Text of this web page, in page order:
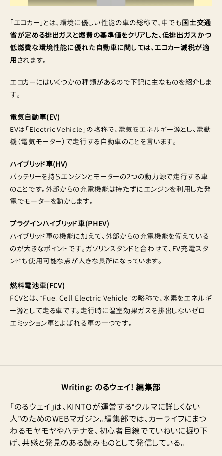
「エコカー」とは、環境に優しい性能の車の総称で、中でも国土交通
省が定める排出ガスと燃費の基準値をクリアした、低排出ガスかつ
低燃費な環境性能に優れた自動車に関しては、エコカー減税が適
用されます。
エコカーにはいくつかの種類があるので下記に主なものを紹介しま
す。
電気自動車(EV)
EVは「Electric Vehicle」の略称で、電気をエネルギー源とし、電動
機（電気モーター）で走行する自動車のことを言います。
ハイブリッド車(HV)
バッテリーを持ちエンジンとモーターの2つの動力源で走行する車
のことです。外部からの充電機能は持たずにエンジンを利用した発
電でモーターを動かします。
プラグインハイブリッド車(PHEV)
ハイブリッド車の機能に加えて、外部からの充電機能を備えている
のが大きなポイントです。ガソリンスタンドと合わせて、EV充電スタ
ンドも使用可能な点が大きな長所になっています。
燃料電池車(FCV)
FCVとは、“Fuel Cell Electric Vehicle”の略称で、水素をエネルギ
ー源として走る車です。走行時に温室効果ガスを排出しないゼロ
エミッション車とよばれる車の一つです。
Writing: のるウェイ! 編集部
「のるウェイ」は、KINTOが運営する“クルマに詳しくない
人”のためのWEBマガジン。編集部では、カーライフにまつ
わるモヤモヤやハテナを、初心者目線でていねいに掘り下
げ、共感と発見のある読みものとして発信している。